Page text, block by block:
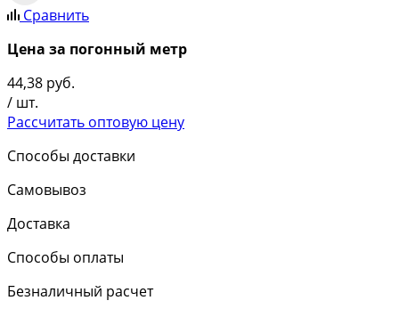
Сравнить
Цена за погонный метр
44,38 руб.
/ шт.
Рассчитать оптовую цену
Способы доставки
Самовывоз
Доставка
Способы оплаты
Безналичный расчет